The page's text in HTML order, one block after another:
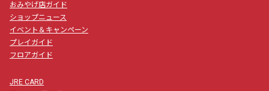
おみやげ店ガイド
ショップニュース
イベント＆キャンペーン
プレイガイド
フロアガイド
JRE CARD